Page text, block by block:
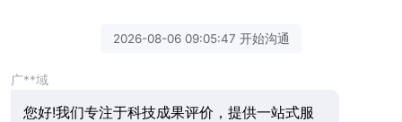
2026-08-06 09:05:47 开始沟通
广**域
您好!我们专注于科技成果评价，提供一站式服